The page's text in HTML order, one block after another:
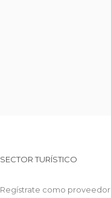
SECTOR TURÍSTICO
Regístrate como proveedor